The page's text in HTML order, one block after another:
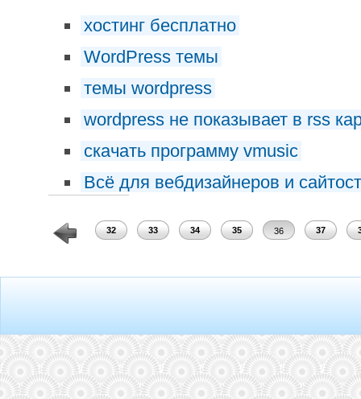
хостинг бесплатно
WordPress темы
темы wordpress
wordpress не показывает в rss
скачать программу vmusic
Всё для вебдизайнеров и
31 32 33 34 35 36 37